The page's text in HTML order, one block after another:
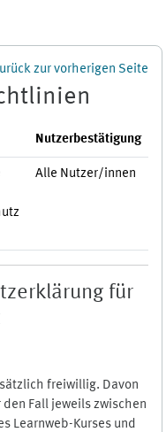
zur vorherigen Seite
Nutzerbestätigung
Alle Nutzer/innen
für
freiwillig. Davon
Fall jeweils zwischen
Learnweb-Kurses und